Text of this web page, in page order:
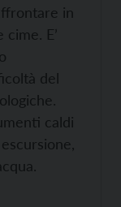
in
E’
del
caldi